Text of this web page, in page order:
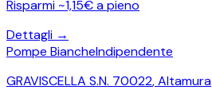
Risparmi ~1,15€ a pieno
Dettagli →
Pompe BiancheIndipendente
GRAVISCELLA S.N. 70022,Altamura